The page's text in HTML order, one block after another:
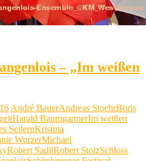
– „Im weißen
André BauerAndreas StoehrBoris
Harald BaumgartnerIm weißen
SeilernKristina
WurzerMichael
Robert SadilRobert StolzSchloss